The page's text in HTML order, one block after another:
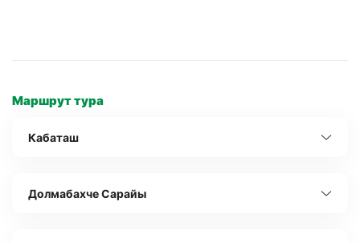
Маршрут тура
Кабаташ
Долмабахче Сарайы